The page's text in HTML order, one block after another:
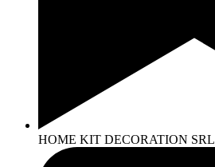
HOME KIT DECORATION SRL